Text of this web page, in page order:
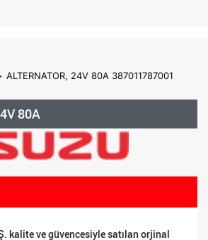
ALTERNATOR, 24V 80A 387011787001
80A
kalite ve güvencesiyle satılan orjinal